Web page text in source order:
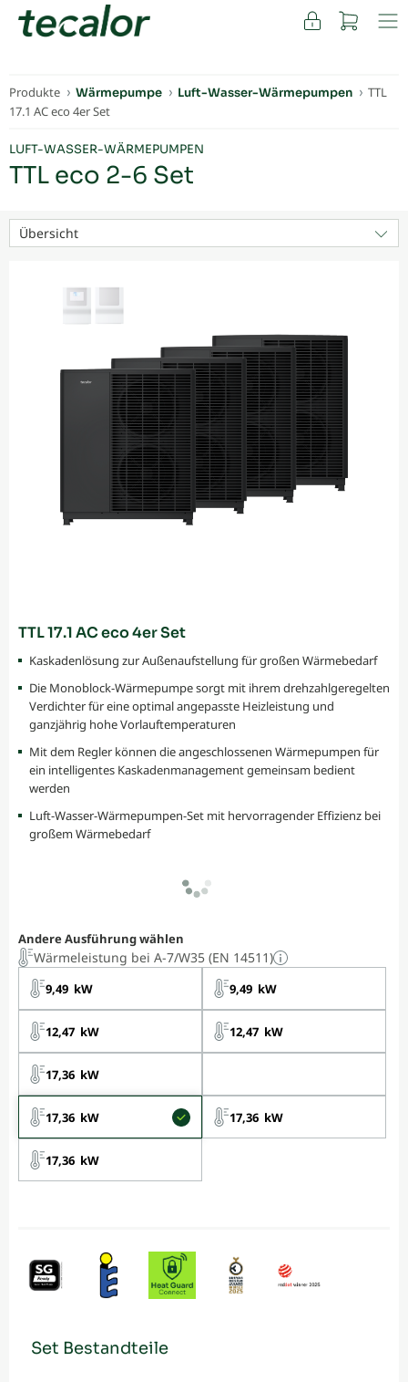
FACHKUNDEN
Produkte Wärmepumpe Luft-Wasser-Wärmepumpen
TTL
17.1 AC eco 4er Set
LUFT-WASSER-WÄRMEPUMPEN
TTL eco 2-6 Set
Übersicht
TTL 17.1 AC eco 4er Set
Kaskadenlösung zur Außenaufstellung für großen Wärmebedarf
Die Monoblock-Wärmepumpe sorgt mit ihrem drehzahlgeregelten
Verdichter für eine optimal angepasste Heizleistung und
ganzjährig hohe Vorlauftemperaturen
Mit dem Regler können die angeschlossenen Wärmepumpen für
ein intelligentes Kaskadenmanagement gemeinsam bedient
werden
Luft-Wasser-Wärmepumpen-Set mit hervorragender Effizienz bei
großem Wärmebedarf
Andere Ausführung wählen
Wärmeleistung bei A-7/W35 (EN 14511)
9,49 kW 9,49 kW
12,47 kW 12,47 kW
17,36 kW
17,36 kW 17,36 kW
17,36 kW
Set Bestandteile